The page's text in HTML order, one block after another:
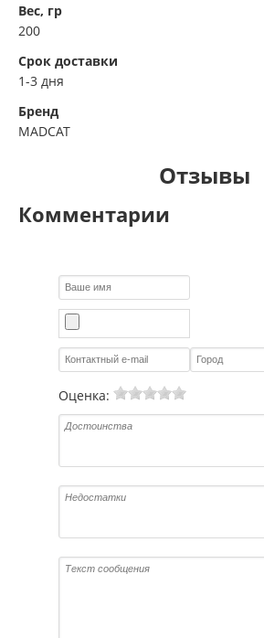
Вес, гр
200
Срок доставки
1-3 дня
Бренд
MADCAT
Отзывы
Комментарии
Оценка: